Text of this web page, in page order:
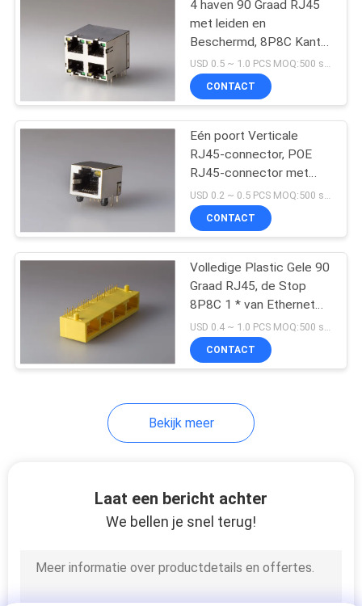
De Schakelaar van
RJ45 USB
De Vrouwelijke
Schakelaar van USB
5
schakelaar
4 haven 90 Graad RJ45
met leiden en
Beschermd, 8P8C Kant
gaat Gouden Plateren inUSD 0.5 ~ 1.0 PCS MOQ:500 stuks
CONTACT
Eén poort Verticale
RJ45-connector, POE
RJ45-connector met
enkele gele led en tab-up
afgeschermd
USD 0.2 ~ 0.5 PCS MOQ:500 stuks
CONTACT
Volledige Plastic Gele 90
Graad RJ45, de Stop
8P8C 1 * van Ethernet
RJ45 Haven 4 zonder
LEIDEN Geplateerd Goud
CONTACT
Bekijk meer
Laat een bericht achter
We bellen je snel terug!